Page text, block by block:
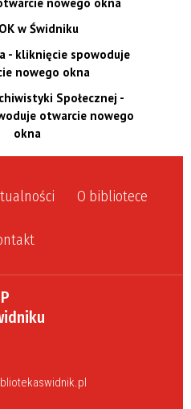
O bibliotece